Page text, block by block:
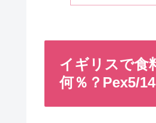
イギリスで食
何％？Pex5/14